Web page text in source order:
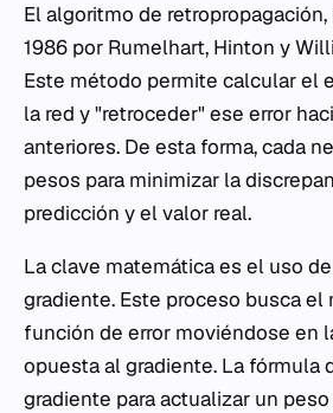
El algoritmo de
1986 por Rumelhart, Hinton y
Este método permite calcular el
la red y "retroceder" ese error
anteriores. De esta forma, cada
pesos para minimizar la
predicción y el valor real.
La clave matemática es el uso
gradiente. Este proceso busca el
función de error moviéndose en
opuesta al gradiente. La fórmula
gradiente para actualizar un peso